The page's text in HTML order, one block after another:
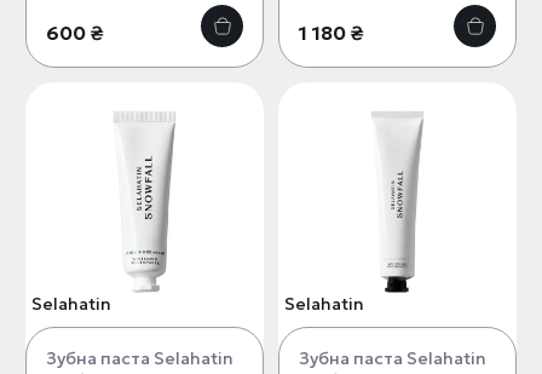
600 ₴ 1 180 ₴
Selahatin
Зубна паста Selahatin
Selahatin
Зубна паста Selahatin